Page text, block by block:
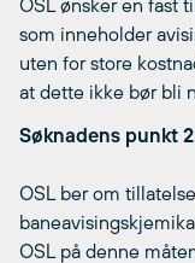
OSL ønsker en fast
som inneholder
uten for store
at dette ikke bør bli
Søknadens punkt
OSL ber om
OSL på denne